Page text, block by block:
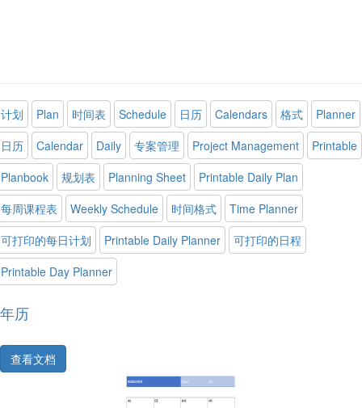
计划 Plan 时间表 Schedule 日历 Calendars 格式
Planner
日历
Calendar Daily 专案管理 Project Management
Printable
Planbook
规划表 Planning Sheet
Printable Daily Plan
每周课程表
Weekly Schedule 时间格式
Time Planner
可打印的每日计划
Printable Daily Planner
可打印的日程
Printable Day Planner
年历
查看文档